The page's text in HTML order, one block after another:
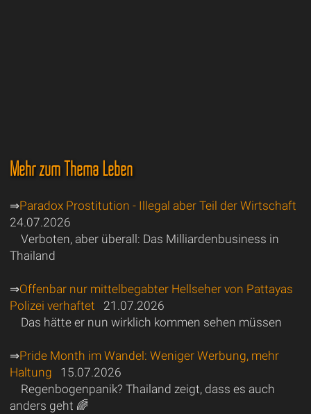
Mehr zum Thema Leben
⇒Paradox Prostitution - Illegal aber Teil der Wirtschaft
24.07.2026
Verboten, aber überall: Das Milliardenbusiness in
Thailand
⇒Offenbar nur mittelbegabter Hellseher von Pattayas
Polizei verhaftet 21.07.2026
Das hätte er nun wirklich kommen sehen müssen
⇒Pride Month im Wandel: Weniger Werbung, mehr
Haltung 15.07.2026
Regenbogenpanik? Thailand zeigt, dass es auch
anders geht 🌈